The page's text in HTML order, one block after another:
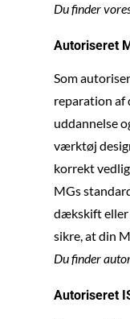
Du finder
Autoriseret
Som
reparation af
uddannelse
værktøj
korrekt
MGs
dækskift eller
sikre, at din
Du finder
Autoriseret